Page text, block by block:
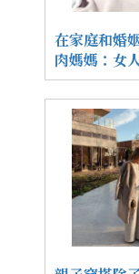
在家庭和婚
肉媽媽：女